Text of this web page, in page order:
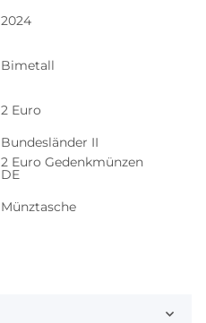
2024
Bimetall
2 Euro
Bundesländer II
2 Euro Gedenkmünzen
DE
Münztasche